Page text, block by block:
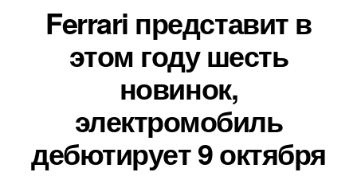
Ferrari представит в
этом году шесть
новинок,
электромобиль
дебютирует 9 октября